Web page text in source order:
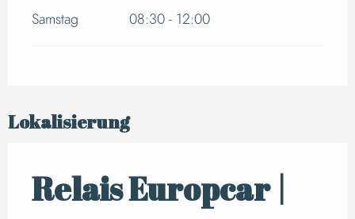
Samstag 08:30 - 12:00
Lokalisierung
Relais Europcar |